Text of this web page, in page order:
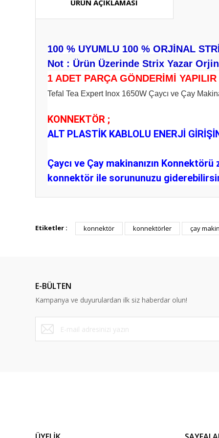
ÜRÜN AÇIKLAMASI
100 % UYUMLU 100 % ORJİNAL
Not : Ürün Üzerinde Strix Yazar
1 ADET PARÇA GÖNDERİMİ YAPILIR
Tefal Tea Expert Inox 1650W Çaycı ve Çay
KONNEKTÖR ;
ALT PLASTİK KABLOLU ENERJİ
Çaycı ve Çay makinanızın
konnektör ile sorununuzu
Görüş ve önerileriniz için teşekkür ederiz.
Ürün fiyatı diğer sitelerden daha pahalı.
Bu ürüne benzer farklı alternatifler olmalı.
Etiketler : konnektör konnektörler çay
E-BÜLTEN
Kampanya ve duyurulardan ilk siz haberdar olun!